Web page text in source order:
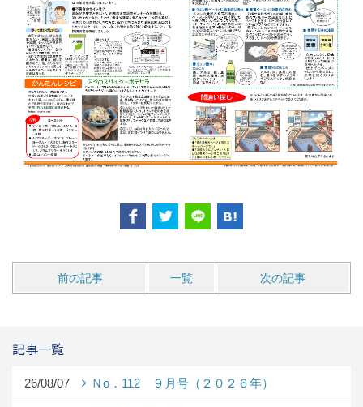
前の記事 一覧 次の記事
記事一覧
26/08/07 Ｎo．112 ９月号（２０２６年）